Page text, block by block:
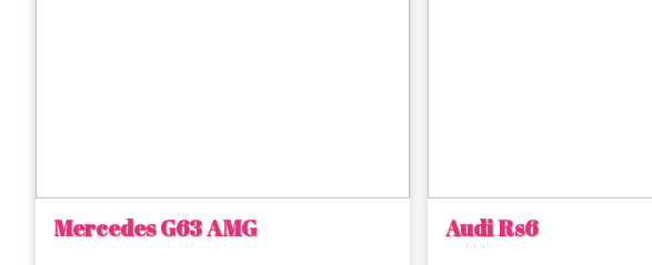
Mercedes G63 AMG Audi Rs6